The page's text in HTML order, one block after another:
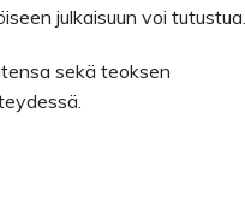
julkaisuun voi tutustua.
sekä teoksen